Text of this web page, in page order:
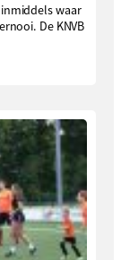
inmiddels waar
De KNVB